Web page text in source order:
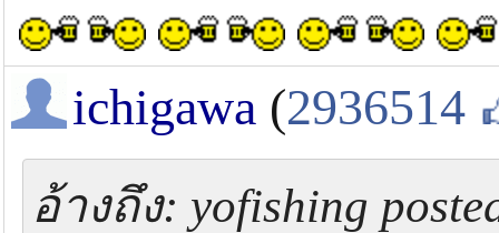
ichigawa (2936514
อ้างถึง: yofishing